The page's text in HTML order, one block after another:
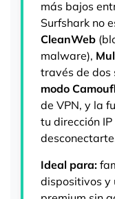
más bajos
Surfshark no
CleanWeb
malware),
través de dos
modo
de VPN, y la
tu dirección
Ideal para:
dispositivos y